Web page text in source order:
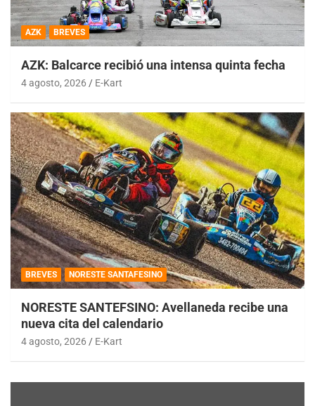
AZK BREVES
AZK: Balcarce recibió una intensa quinta fecha
4 agosto, 2026 E-Kart
BREVES NORESTE SANTAFESINO
NORESTE SANTEFSINO: Avellaneda recibe una
nueva cita del calendario
4 agosto, 2026 E-Kart